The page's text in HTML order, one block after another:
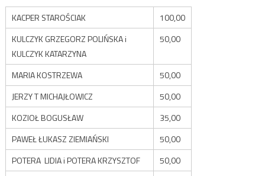
KACPER STAROŚCIAK
100,00
KULCZYK GRZEGORZ POLIŃSKA i
KULCZYK KATARZYNA
50,00
MARIA KOSTRZEWA
50,00
JERZY T MICHAJŁOWICZ
50,00
KOZIOŁ BOGUSŁAW
35,00
PAWEŁ ŁUKASZ ZIEMIAŃSKI
50,00
POTERA LIDIA i POTERA KRZYSZTOF
50,00